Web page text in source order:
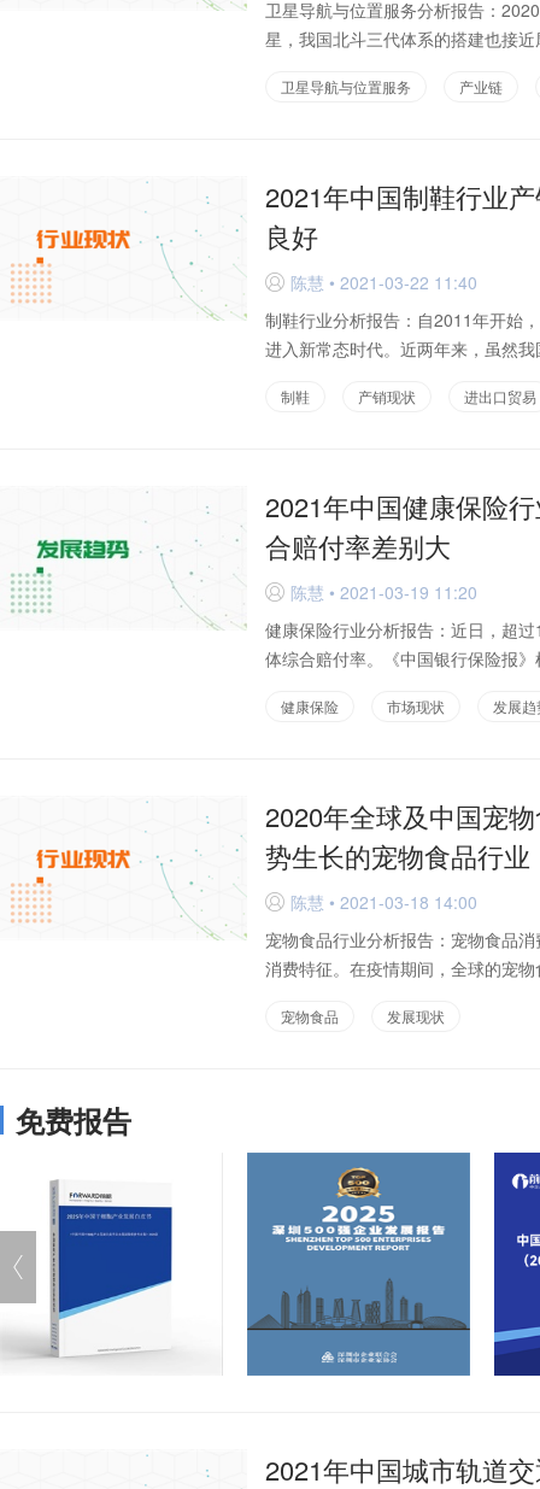
卫星导航与位置服务分析报告：
星，我国北斗三代体系的搭建也接
卫星导航与位置服务 产业链
2021年中国制鞋行业
良好
D 陈慧 • 2021-03-22 11:40
制鞋行业分析报告：自2011年开始
进入新常态时代。近两年来，虽然
制鞋 产销现状 进出口贸易
2021年中国健康保险
合赔付率差别大
D 陈慧 • 2021-03-19 11:20
健康保险行业分析报告：近日，超
体综合赔付率。《中国银行保险报
健康保险 市场现状 发展趋
2020年全球及中国宠
势生长的宠物食品行业
D 陈慧 • 2021-03-18 14:00
宠物食品行业分析报告：宠物食品
消费特征。在疫情期间，全球的宠
宠物食品 发展现状
免费报告
2021年中国城市轨道